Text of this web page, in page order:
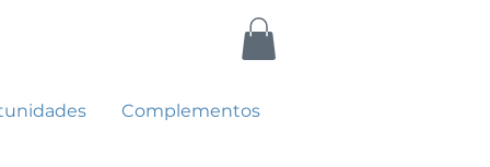
Complementos